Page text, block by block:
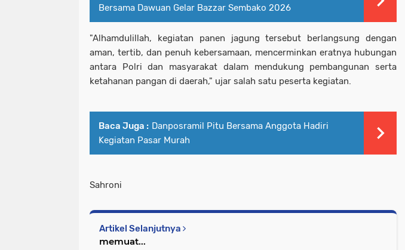
Bersama Dawuan Gelar Bazzar Sembako 2026
"Alhamdulillah, kegiatan panen jagung tersebut berlangsung dengan
aman, tertib, dan penuh kebersamaan, mencerminkan eratnya hubungan
antara Polri dan masyarakat dalam mendukung pembangunan serta
ketahanan pangan di daerah," ujar salah satu peserta kegiatan.
Baca Juga : Danposramil Pitu Bersama Anggota Hadiri
Kegiatan Pasar Murah
Sahroni
Artikel Selanjutnya
memuat...